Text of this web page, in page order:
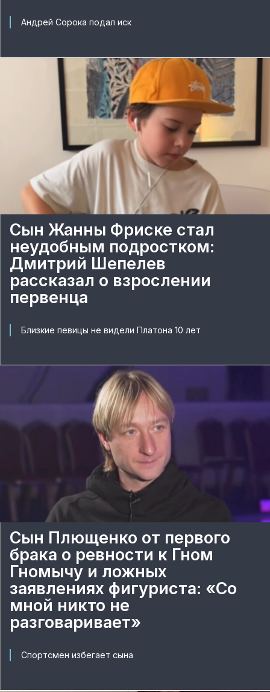
Андрей Сорока подал иск
Сын Жанны Фриске стал
неудобным подростком:
Дмитрий Шепелев
рассказал о взрослении
первенца
Близкие певицы не видели Платона 10 лет
Сын Плющенко от первого
брака о ревности к Гном
Гномычу и ложных
заявлениях фигуриста: «Со
мной никто не
разговаривает»
Спортсмен избегает сына